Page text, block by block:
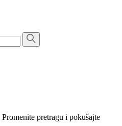
pretragu i pokušajte